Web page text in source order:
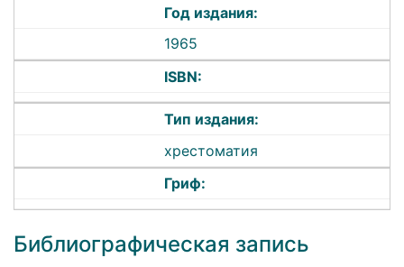
Год издания:
1965
ISBN:
Тип издания:
хрестоматия
Гриф:
Библиографическая запись